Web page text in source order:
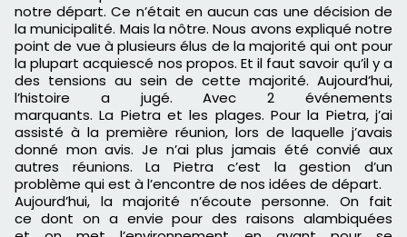
notre départ. Ce n’était en aucun cas une décision de
la municipalité. Mais la nôtre. Nous avons expliqué notre
point de vue à plusieurs élus de la majorité qui ont pour
la plupart acquiescé nos propos. Et il faut savoir qu’il y a
des tensions au sein de cette majorité. Aujourd’hui,
l’histoire a jugé.
Avec 2 événements
marquants. La Pietra et les plages. Pour la Pietra, j’ai
assisté à la première réunion, lors de laquelle j’avais
donné mon avis. Je n’ai plus jamais été convié aux
autres réunions.
LaPietra c’est la gestion d’un
problème qui est à l’encontre de nos idées de départ.
Aujourd’hui, la majorité n’écoute personne.
On fait
ce dont on a envie pour des raisons alambiquées